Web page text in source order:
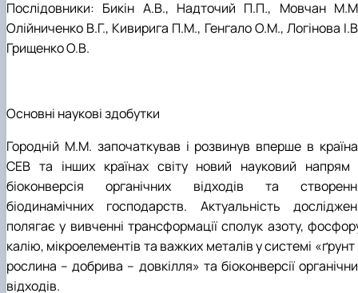
Послідовники: Бикін А.В., Надточий П.П., Мовчан
Олійниченко В.Г., Кивирига П.М., Генгало О.М., Логінова
Грищенко О.В.
Основні наукові здобутки
Городній М.М. започаткував і розвинув вперше в
СЕВ та інших країнах світу новий науковий
біоконверсія органічних відходів та
біодинамічних господарств. Актуальність
полягає у вивченні трансформації сполук азоту,
калію, мікроелементів та важких металів у системі «ґрунт
рослина – добрива – довкілля» та біоконверсії
відходів.